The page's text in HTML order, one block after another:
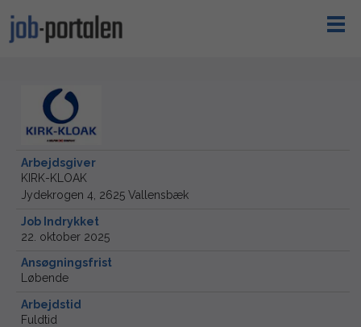
Arbejdsgiver
KIRK-KLOAK
Jydekrogen 4, 2625 Vallensbæk
Job Indrykket
22. oktober 2025
Ansøgningsfrist
Løbende
Arbejdstid
Fuldtid